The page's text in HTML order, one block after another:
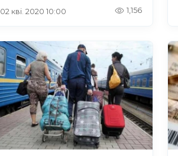
02 кві. 2020 10:00 1,156